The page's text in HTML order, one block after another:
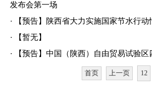
发布会第一场
·
【预告】陕西省大力实施国家节水行动
·
【暂无】
·
【预告】中国（陕西）自由贸易试验
首页 上一页 12